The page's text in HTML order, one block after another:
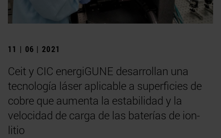
11 | 06 | 2021
Ceit y CIC energiGUNE desarrollan una
tecnología láser aplicable a superficies de
cobre que aumenta la estabilidad y la
velocidad de carga de las baterías de ion-
litio